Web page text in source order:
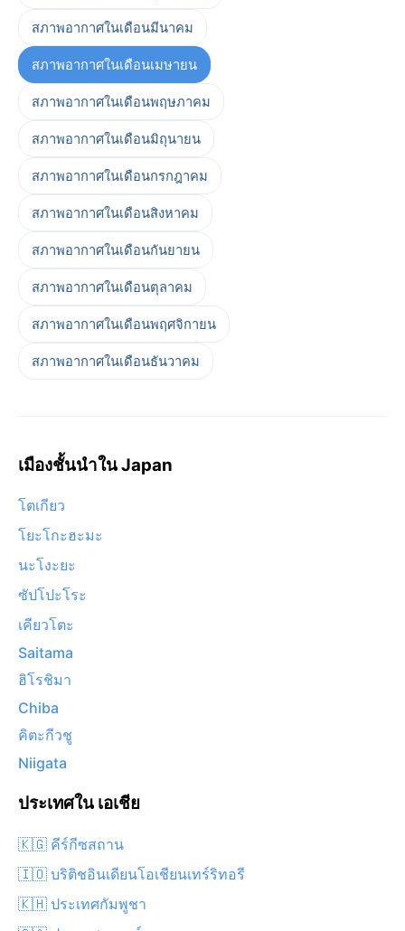
สภาพอากาศในเดือนมีนาคม
สภาพอากาศในเดือนเมษายน
สภาพอากาศในเดือนพฤษภาคม
สภาพอากาศในเดือนมิถุนายน
สภาพอากาศในเดือนกรกฎาคม
สภาพอากาศในเดือนสิงหาคม
สภาพอากาศในเดือนกันยายน
สภาพอากาศในเดือนตุลาคม
สภาพอากาศในเดือนพฤศจิกายน
สภาพอากาศในเดือนธันวาคม
เมืองชั้นนำใน Japan
โตเกียว
โยะโกะฮะมะ
นะโงะยะ
ซัปโปะโระ
เคียวโตะ
Saitama
ฮิโรชิมา
Chiba
คิตะกีวชู
Niigata
ประเทศใน เอเชีย
🇰🇬 คีร์กีซสถาน
🇮🇴 บริติชอินเดียนโอเชียนเทร์ริทอรี
🇰🇭 ประเทศกัมพูชา